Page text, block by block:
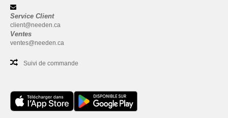
Service Client
client@needen.ca
Ventes
ventes@needen.ca
Suivi de commande